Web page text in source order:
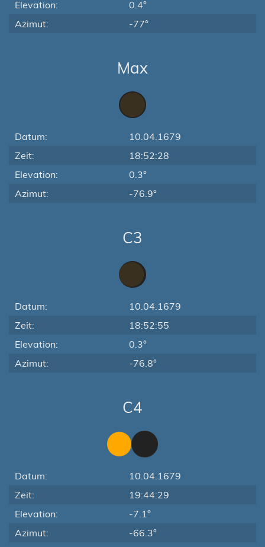
Elevation:
0.4°
Azimut:
-77°
Max
Datum:
10.04.1679
Zeit:
18:52:28
Elevation:
0.3°
Azimut:
-76.9°
C3
Datum:
10.04.1679
Zeit:
18:52:55
Elevation:
0.3°
Azimut:
-76.8°
C4
Datum:
10.04.1679
Zeit:
19:44:29
Elevation:
-7.1°
Azimut:
-66.3°